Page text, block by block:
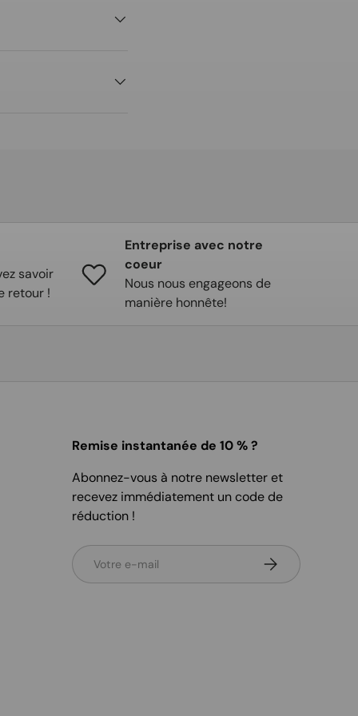
savoir
retour !
Entreprise avec notre
coeur
Nous nous engageons de
manière honnête!
Remise instantanée de 10 % ?
Abonnez-vous à notre newsletter et
recevez immédiatement un code de
réduction !
E-mail S’inscrire